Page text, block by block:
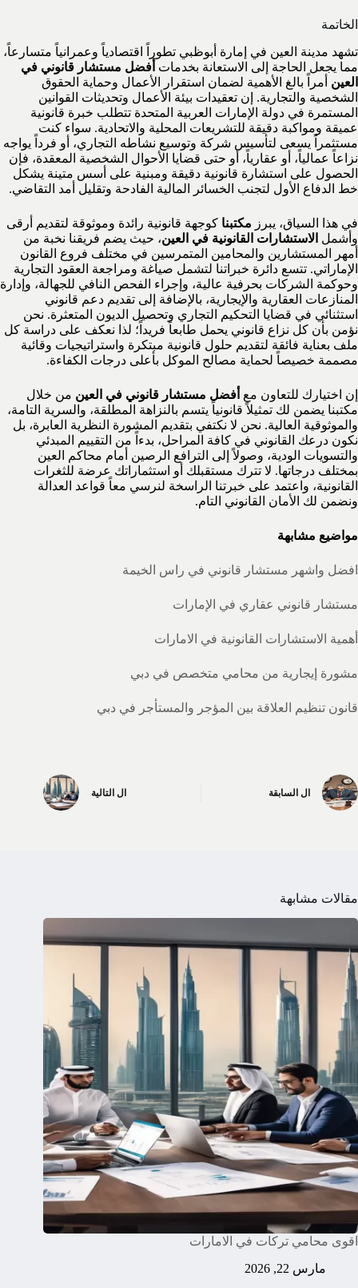
الخاتمة
تشهد مدينة العين في إمارة أبوظبي تطوراً اقتصادياً وعمرانياً متسارعاً،
مما يجعل الحاجة إلى الاستعانة بخدمات أفضل مستشار قانوني في
العين أمراً بالغ الأهمية لضمان استقرار الأعمال وحماية الحقوق
الشخصية والتجارية. إن تعقيدات بيئة الأعمال وتحديثات القوانين
المستمرة في دولة الإمارات العربية المتحدة تتطلب خبرة قانونية
عميقة ومواكبة دقيقة للتشريعات المحلية والاتحادية. سواء كنت
مستثمراً يسعى لتأسيس شركة وتوسيع نشاطه التجاري، أو فرداً يواجه
نزاعاً عمالياً، أو عقارياً، أو حتى قضايا الأحوال الشخصية المعقدة، فإن
الحصول على استشارة قانونية دقيقة ومبنية على أسس متينة يشكل
خط الدفاع الأول لتجنب الخسائر المالية الفادحة وتقليل أمد التقاضي.
في هذا السياق، يبرز مكتبنا كوجهة قانونية رائدة وموثوقة لتقديم أرقى
وأشمل الاستشارات القانونية في العين، حيث يضم فريقنا نخبة من
أمهر المستشارين والمحامين المتمرسين في مختلف فروع القانون
الإماراتي. تتسع دائرة خبراتنا لتشمل صياغة ومراجعة العقود التجارية
وحوكمة الشركات بحرفية عالية، وإجراء الفحص النافي للجهالة، وإدارة
المنازعات العقارية والإيجارية، بالإضافة إلى تقديم دعم قانوني
استثنائي في قضايا التحكيم التجاري وتحصيل الديون المتعثرة. نحن
نؤمن بأن كل نزاع قانوني يحمل طابعاً فريداً؛ لذا نعكف على دراسة كل
ملف بعناية فائقة لتقديم حلول قانونية مبتكرة واستراتيجيات وقائية
مصممة خصيصاً لحماية مصالح الموكل بأعلى درجات الكفاءة.
إن اختيارك للتعاون مع أفضل مستشار قانوني في العين من خلال
مكتبنا يضمن لك تمثيلاً قانونياً يتسم بالنزاهة المطلقة، والسرية التامة،
والموثوقية العالية. نحن لا نكتفي بتقديم المشورة النظرية العابرة، بل
نكون درعك القانوني في كافة المراحل، بدءاً من التقييم المبدئي
والتسويات الودية، وصولاً إلى الترافع الرصين أمام محاكم العين
بمختلف درجاتها. لا تترك مستقبلك أو استثماراتك عرضة للثغرات
القانونية، واعتمد على خبرتنا الراسخة لنرسي معاً قواعد العدالة
ونضمن لك الأمان القانوني التام.
مواضيع مشابهة
افضل واشهر مستشار قانوني في راس الخيمة
مستشار قانوني عقاري في الإمارات
أهمية الاستشارات القانونية في الامارات
مشورة إيجارية من محامي متخصص في دبي
قانون تنظيم العلاقة بين المؤجر والمستأجر في دبي
ال السابقة ال التالية
مقالات مشابهة
اقوى محامي تركات في الامارات
مارس 22, 2026